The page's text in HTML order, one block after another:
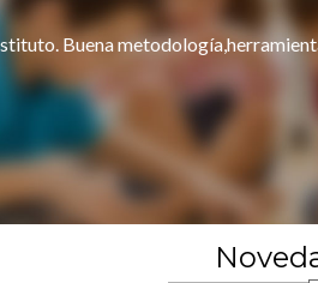
The best English institute...